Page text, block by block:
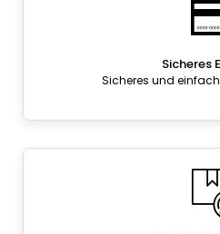
Sicheres
Sicheres und